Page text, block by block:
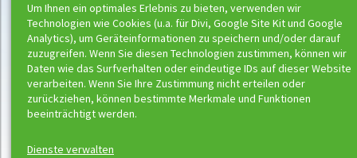
Um Ihnen ein optimales Erlebnis zu bieten, verwenden wir
Technologien wie Cookies (u.a. für Divi, Google Site Kit und Google
Analytics), um Geräteinformationen zu speichern und/oder darauf
zuzugreifen. Wenn Sie diesen Technologien zustimmen, können wir
Daten wie das Surfverhalten oder eindeutige IDs auf dieser Website
verarbeiten. Wenn Sie Ihre Zustimmung nicht erteilen oder
zurückziehen, können bestimmte Merkmale und Funktionen
beeinträchtigt werden.
Dienste verwalten
Team Übersicht
Komplette Trainerliste >
Trainer Berlin >
Trainer Hannover >